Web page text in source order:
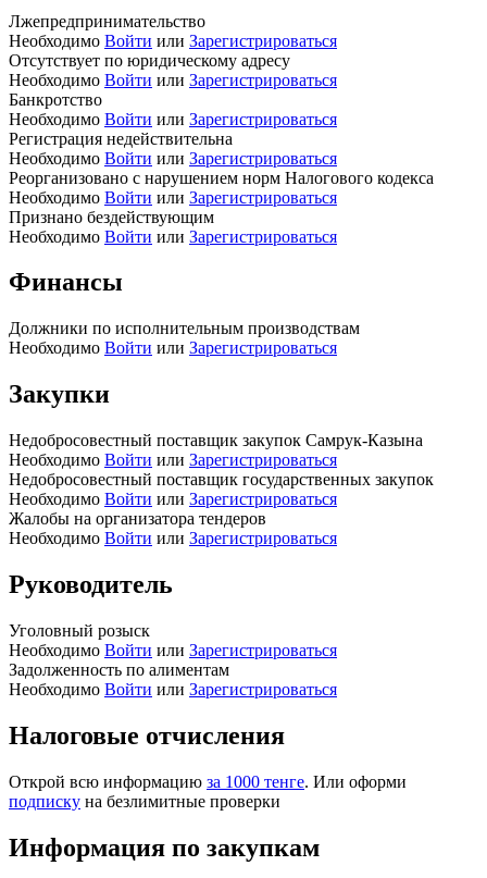
Лжепредпринимательство
Необходимо Войти или Зарегистрироваться
Отсутствует по юридическому адресу
Необходимо Войти или Зарегистрироваться
Банкротство
Необходимо Войти или Зарегистрироваться
Регистрация недействительна
Необходимо Войти или Зарегистрироваться
Реорганизовано с нарушением норм Налогового кодекса
Необходимо Войти или Зарегистрироваться
Признано бездействующим
Необходимо Войти или Зарегистрироваться
Финансы
Должники по исполнительным производствам
Необходимо Войти или Зарегистрироваться
Закупки
Недобросовестный поставщик закупок Самрук-Казына
Необходимо Войти или Зарегистрироваться
Недобросовестный поставщик государственных закупок
Необходимо Войти или Зарегистрироваться
Жалобы на организатора тендеров
Необходимо Войти или Зарегистрироваться
Руководитель
Уголовный розыск
Необходимо Войти или Зарегистрироваться
Задолженность по алиментам
Необходимо Войти или Зарегистрироваться
Налоговые отчисления
Открой всю информацию за 1000 тенге. Или оформи
подписку на безлимитные проверки
Информация по закупкам